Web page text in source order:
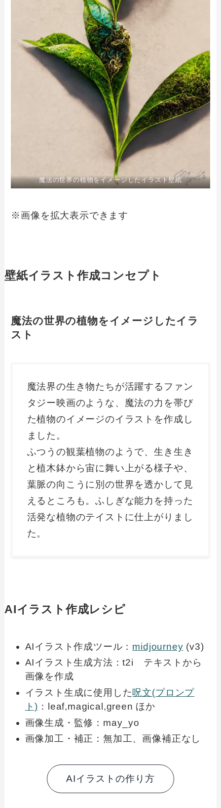
魔法の世界の植物をイメージしたイラスト壁紙
※画像を拡大表示できます
壁紙イラスト作成コンセプト
魔法の世界の植物をイメージしたイラ
スト
魔法界の生き物たちが活躍するファン
タジー映画のような、魔法の力を帯び
た植物のイメージのイラストを作成し
ました。
ふつうの観葉植物のようで、生き生き
と植木鉢から宙に舞い上がる様子や、
葉脈の向こうに別の世界を透かして見
えるところも。ふしぎな能力を持った
活発な植物のテイストに仕上がりまし
た。
AIイラスト作成レシピ
AIイラスト作成ツール： midjourney (v3)
AIイラスト生成方法：t2i テキストから
画像を作成
イラスト生成に使用した呪文(プロンプ
ト) ：leaf,magical,green ほか
画像生成・監修：may_yo
画像加工・補正：無加工、画像補正なし
AIイラストの作り方